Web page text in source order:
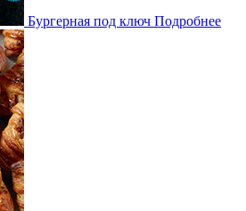
Бургерная под ключ Подробнее